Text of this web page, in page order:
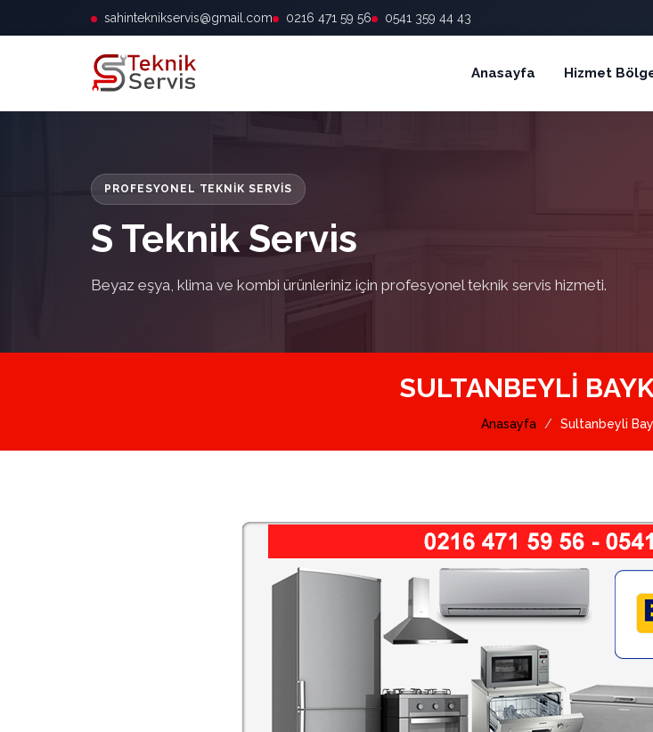
sahinteknikservis@gmail.com 0216 471 59 56 0541 359 44 43
Anasayfa Hizmet
PROFESYONEL TEKNIK SERVIS
S Teknik Servis
Beyaz eşya, klima ve kombi ürünleriniz için profesyonel teknik servis hizmeti.
SULTANBEYLI
Anasayfa Sultanbeyli